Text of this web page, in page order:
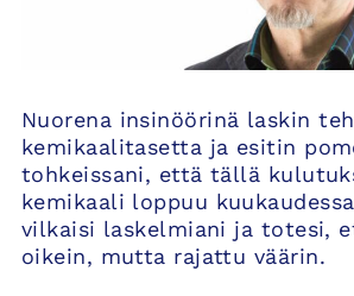
Nuorena insinöörinä laskin
kemikaalitasetta ja esitin
tohkeissani, että tällä
kemikaali loppuu
vilkaisi laskelmiani ja totesi,
oikein, mutta rajattu väärin.